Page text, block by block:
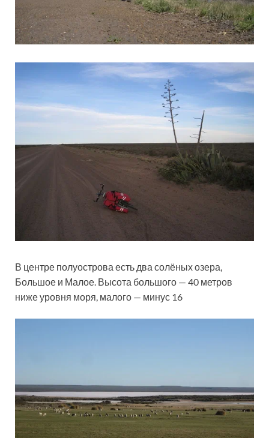
В центре полуострова есть два солёных озера,
Большое и Малое. Высота большого — 40 метров
ниже уровня моря, малого — минус 16